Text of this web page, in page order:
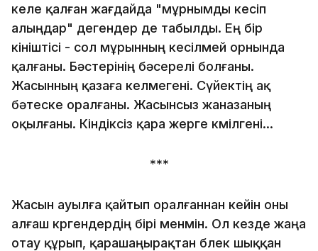
келе қалған жағдайда "мұрнымды кесіп
алыңдар" дегендер де табылды. Ең бір
өкініштісі - сол мұрынның кесілмей орнында
қалғаны. Бәстерінің бәсерелі болғаны.
Жасынның қазаға келмегені. Сүйектің ақ
бәтеске оралғаны. Жасынсыз жаназаның
оқылғаны. Кіндіксіз қара жерге көмілгені...
***
Жасын ауылға қайтып оралғаннан кейін оны
алғаш көргендердің бірі менмін. Ол кезде жаңа
отау құрып, қарашаңырақтан бөлек шыққан